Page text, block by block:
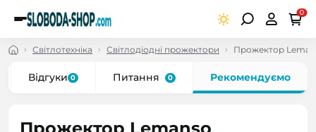
0
Світлотехніка Світлодіодні прожектори Прожектор
Відгуки 0 Питання 0 Рекомендуємо